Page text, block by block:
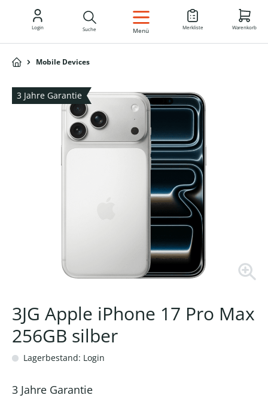
DE
Login Suche Menü Merkliste Warenkorb
Mobile Devices
3 Jahre Garantie
3JG Apple iPhone 17 Pro Max
256GB silber
Lagerbestand: Login
3 Jahre Garantie